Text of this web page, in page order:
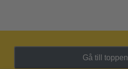
Gå till toppen